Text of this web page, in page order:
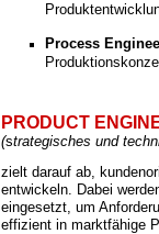
Process
PRODUCT
(strategisches und
zielt darauf ab,
entwickeln. Dabei
eingesetzt, um
effizient in marktfähige